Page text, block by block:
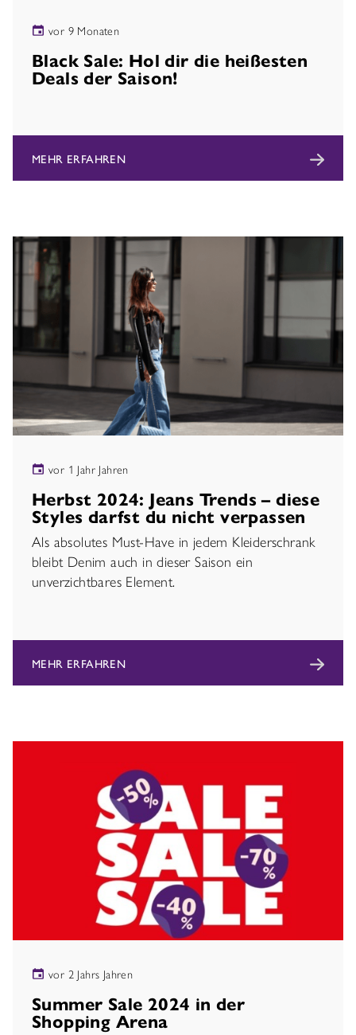
vor 9 Monaten
Black Sale: Hol dir die heißesten
Deals der Saison!
MEHR ERFAHREN
vor 1 Jahr Jahren
Herbst 2024: Jeans Trends – diese
Styles darfst du nicht verpassen
Als absolutes Must-Have in jedem Kleiderschrank
bleibt Denim auch in dieser Saison ein
unverzichtbares Element.
MEHR ERFAHREN
vor 2 Jahrs Jahren
Summer Sale 2024 in der
Shopping Arena